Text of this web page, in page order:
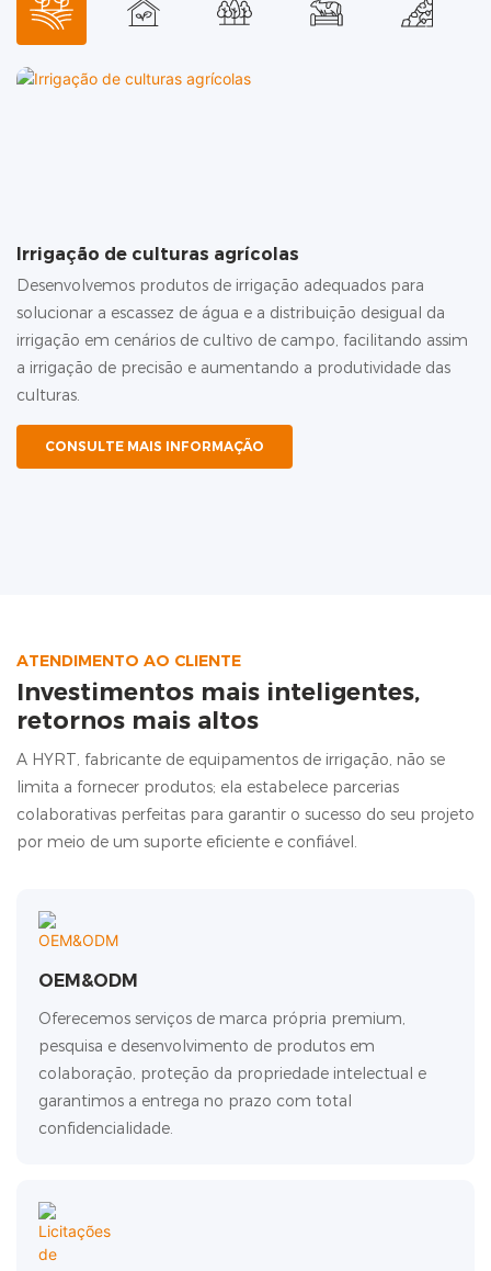
Irrigação de culturas agrícolas
Desenvolvemos produtos de irrigação adequados para
solucionar a escassez de água e a distribuição desigual da
irrigação em cenários de cultivo de campo, facilitando assim
a irrigação de precisão e aumentando a produtividade das
culturas.
CONSULTE MAIS INFORMAÇÃO
ATENDIMENTO AO CLIENTE
Investimentos mais inteligentes,
retornos mais altos
A HYRT, fabricante de equipamentos de irrigação, não se
limita a fornecer produtos; ela estabelece parcerias
colaborativas perfeitas para garantir o sucesso do seu projeto
por meio de um suporte eficiente e confiável.
OEM&ODM
Oferecemos serviços de marca própria premium,
pesquisa e desenvolvimento de produtos em
colaboração, proteção da propriedade intelectual e
garantimos a entrega no prazo com total
confidencialidade.